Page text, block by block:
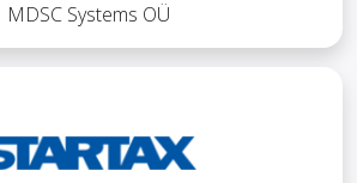
MDSC Systems OÜ